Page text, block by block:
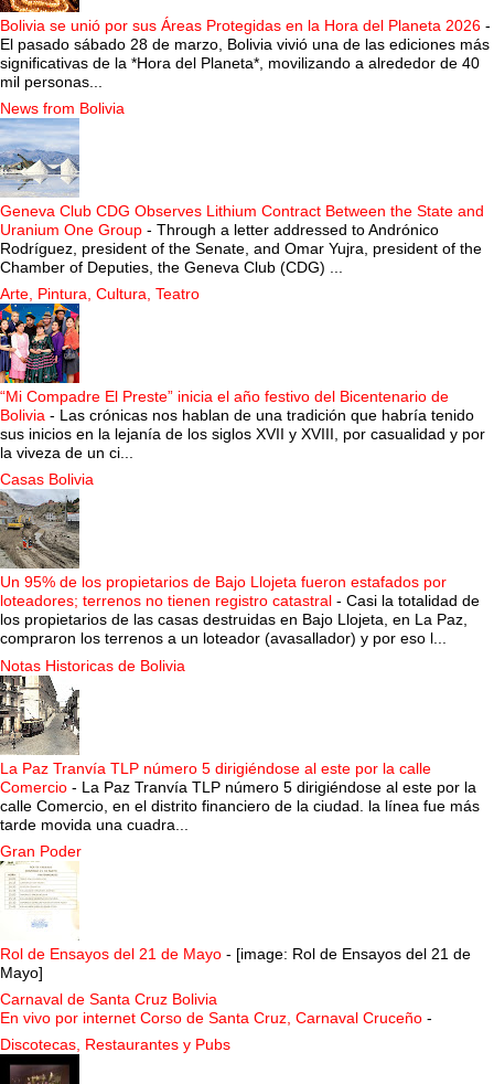
Bolivia se unió por sus Áreas Protegidas en la Hora del Planeta 2026 -
El pasado sábado 28 de marzo, Bolivia vivió una de las ediciones más
significativas de la *Hora del Planeta*, movilizando a alrededor de 40
mil personas...
News from Bolivia
Geneva Club CDG Observes Lithium Contract Between the State and
Uranium One Group - Through a letter addressed to Andrónico
Rodríguez, president of the Senate, and Omar Yujra, president of the
Chamber of Deputies, the Geneva Club (CDG) ...
Arte, Pintura, Cultura, Teatro
“Mi Compadre El Preste” inicia el año festivo del Bicentenario de
Bolivia - Las crónicas nos hablan de una tradición que habría tenido
sus inicios en la lejanía de los siglos XVII y XVIII, por casualidad y por
la viveza de un ci...
Casas Bolivia
Un 95% de los propietarios de Bajo Llojeta fueron estafados por
loteadores; terrenos no tienen registro catastral - Casi la totalidad de
los propietarios de las casas destruidas en Bajo Llojeta, en La Paz,
compraron los terrenos a un loteador (avasallador) y por eso l...
Notas Historicas de Bolivia
La Paz Tranvía TLP número 5 dirigiéndose al este por la calle
Comercio - La Paz Tranvía TLP número 5 dirigiéndose al este por la
calle Comercio, en el distrito financiero de la ciudad. la línea fue más
tarde movida una cuadra...
Gran Poder
Rol de Ensayos del 21 de Mayo - [image: Rol de Ensayos del 21 de
Mayo]
Carnaval de Santa Cruz Bolivia
En vivo por internet Corso de Santa Cruz, Carnaval Cruceño -
Discotecas, Restaurantes y Pubs